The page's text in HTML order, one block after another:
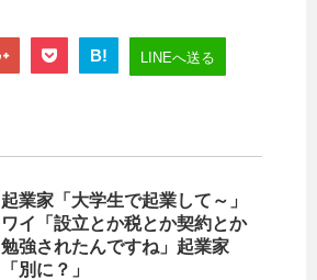
B! LINEへ送る
起業家「大学生で起業して～」
ワイ「設立とか税とか契約とか
勉強されたんですね」起業家
「別に？」